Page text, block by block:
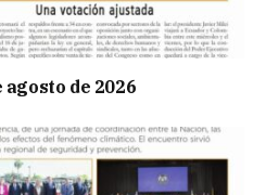
de 2026